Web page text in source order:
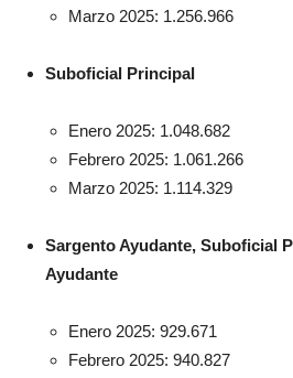
Marzo 2025: 1.256.966
Suboficial Principal
Enero 2025: 1.048.682
Febrero 2025: 1.061.266
Marzo 2025: 1.114.329
Sargento Ayudante, Suboficial
Ayudante
Enero 2025: 929.671
Febrero 2025: 940.827